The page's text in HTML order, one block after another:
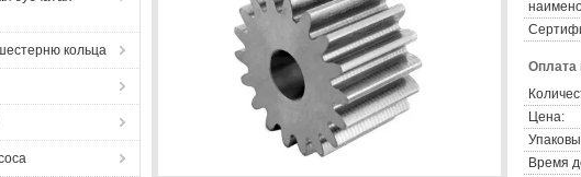
кольца
Оплата
Цена:
Время